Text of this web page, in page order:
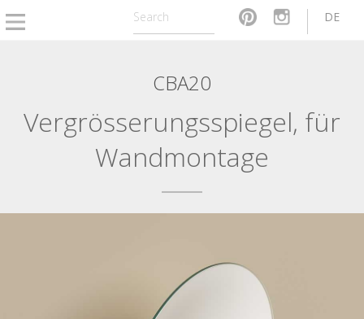
DE
CBA20
Vergrösserungsspiegel, für
Wandmontage